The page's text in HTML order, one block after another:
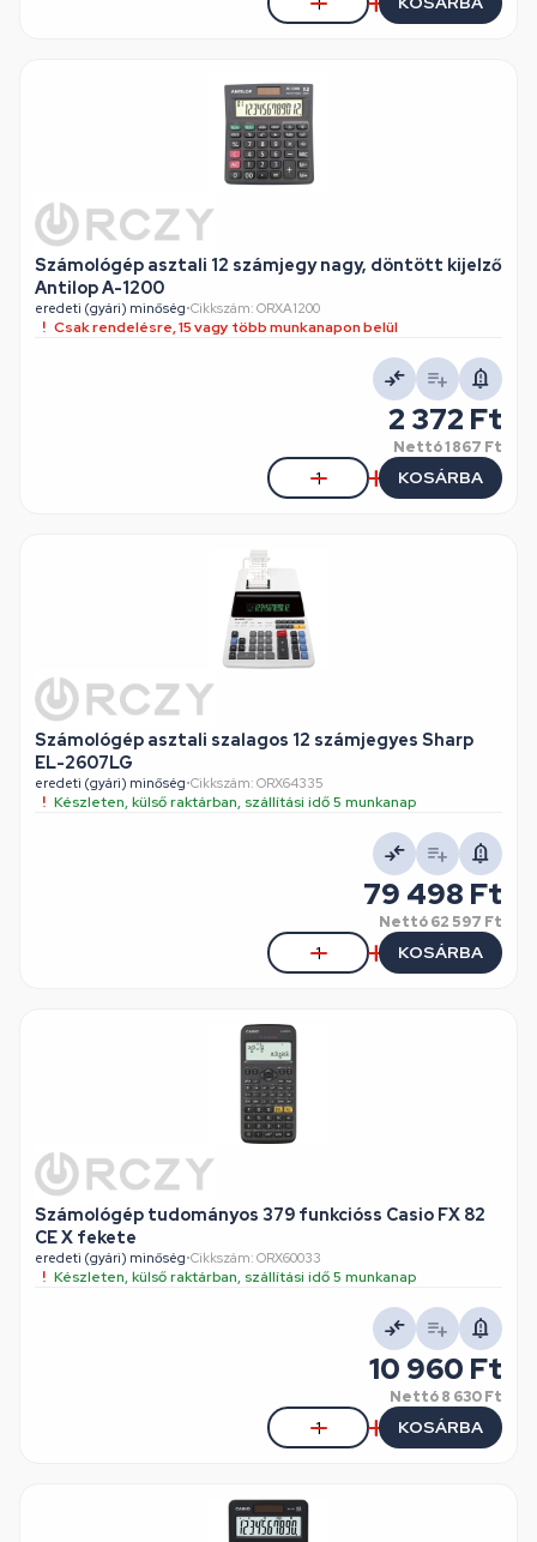
Számológép asztali 12 számjegy nagy, döntött kijelző
Antilop A-1200
eredeti (gyári) minőség•Cikkszám: ORXA1200
Csak rendelésre, 15 vagy több munkanapon belül
2 372 Ft
Nettó1 867 Ft
KOSÁRBA
Számológép asztali szalagos 12 számjegyes Sharp
EL-2607LG
eredeti (gyári) minőség•Cikkszám: ORX64335
Készleten, külső raktárban, szállítási idő 5 munkanap
79 498 Ft
Nettó62 597 Ft
KOSÁRBA
Számológép tudományos 379 funkcióss Casio FX 82
CE X fekete
eredeti (gyári) minőség•Cikkszám: ORX60033
Készleten, külső raktárban, szállítási idő 5 munkanap
10 960 Ft
Nettó8 630 Ft
KOSÁRBA